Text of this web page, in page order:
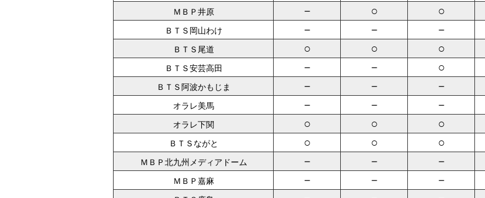
ＭＢＰ井原 － ○ ○
ＢＴＳ岡山わけ － － －
ＢＴＳ尾道 ○ ○ ○
ＢＴＳ安芸高田 － － ○
ＢＴＳ阿波かもじま － － －
オラレ美馬 － － －
オラレ下関 ○ ○ ○
ＢＴＳながと ○ ○ ○
ＭＢＰ北九州メディアドーム － － －
ＭＢＰ嘉麻 － － －